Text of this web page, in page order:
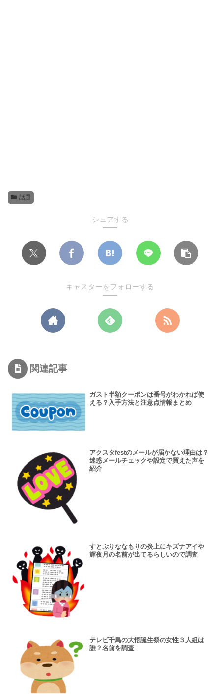
話題
シェアする
キャスターをフォローする
関連記事
ガスト半額クーポンは番号がわかれば使
える？入手方法と注意点情報まとめ
アクスタfestのメールが届かない理由は？
迷惑メールチェックや設定で買えた声を
紹介
すとぷりななもりの炎上にキズナアイや
輝夜月の名前が出てるらしいので調査
テレビ千鳥の大悟誕生祭の女性３人組は
誰？名前を調査